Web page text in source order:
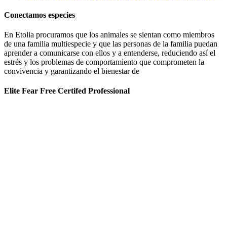
Conectamos especies
En Etolia procuramos que los animales se sientan como miembros
de una familia multiespecie y que las personas de la familia puedan
aprender a comunicarse con ellos y a entenderse, reduciendo así el
estrés y los problemas de comportamiento que comprometen la
convivencia y garantizando el bienestar de
Elite Fear Free Certifed Professional